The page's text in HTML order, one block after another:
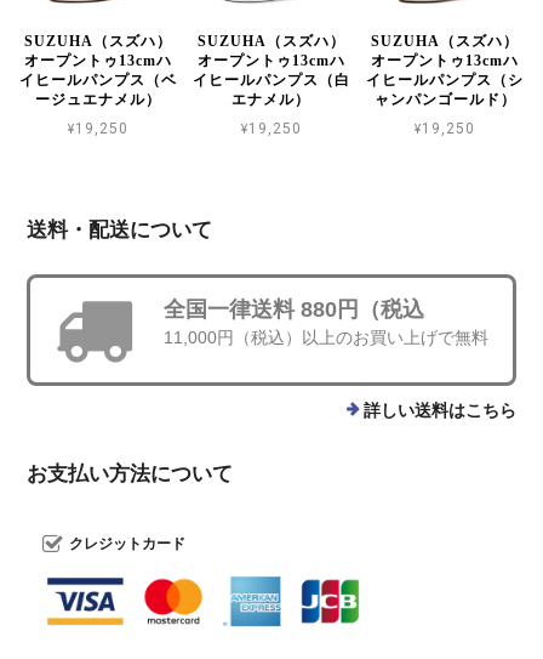
SUZUHA（スズハ）
オープントゥ13cmハ
イヒールパンプス（ベ
ージュエナメル）
¥19,250
SUZUHA（スズハ）
オープントゥ13cmハ
イヒールパンプス（白
エナメル）
¥19,250
SUZUHA（スズハ）
オープントゥ13cmハ
イヒールパンプス（シ
ャンパンゴールド）
¥19,250
送料・配送について
全国一律送料 880円（税込
11,000円（税込）以上のお買い上げで無料
詳しい送料はこちら
お支払い方法について
クレジットカード